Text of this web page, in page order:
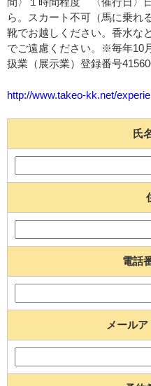
ら。スカート不可（馬に乗れ
靴でお越しください。香水な
でご遠慮ください。※毎年10
扱業（展示業）登録番号
http://www.takeo-kk.net/
氏
電話
メール